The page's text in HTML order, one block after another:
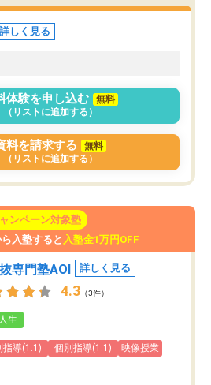
めの勉強」へ
目標校への合
た。自分から学ぶ姿勢を
詳しく見る
体験を申し込む
無料
（リストに追加する）
料を請求する
無料
（リストに追加する）
ンペーン対象塾
入塾すると 入塾金1万円OFF
専門塾AOI 詳しく見る
4.3 （3件）
生
指導(1:1) 個別指導(1:1)
映像授業